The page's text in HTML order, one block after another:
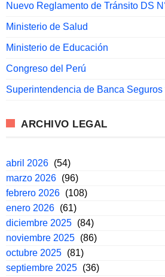
Nuevo Reglamento de Tránsito DS
Ministerio de Salud
Ministerio de Educación
Congreso del Perú
Superintendencia de Banca Seguros
ARCHIVO LEGAL
abril 2026 (54)
marzo 2026 (96)
febrero 2026 (108)
enero 2026 (61)
diciembre 2025 (84)
noviembre 2025 (86)
octubre 2025 (81)
septiembre 2025 (36)